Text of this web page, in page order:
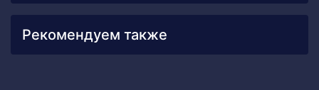
Рекомендуем также